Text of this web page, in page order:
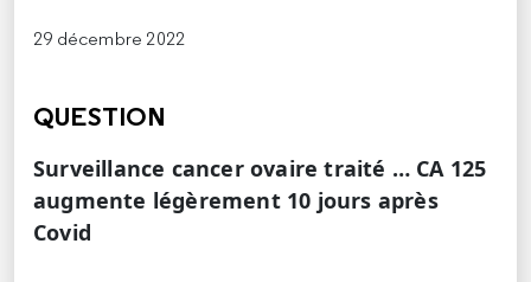
29 décembre 2022
QUESTION
Surveillance cancer ovaire traité … CA 125
augmente légèrement 10 jours après
Covid